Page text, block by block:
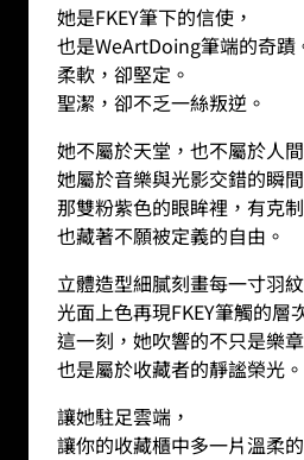
她是FKEY筆下的信使，
也是WeArtDoing筆端的奇蹟
柔軟，卻堅定。
聖潔，卻不乏一絲叛逆。
她不屬於天堂，也不屬於人間
她屬於音樂與光影交錯的瞬間
那雙粉紫色的眼眸裡，有克
也藏著不願被定義的自由。
立體造型細膩刻畫每一寸羽紋
光面上色再現FKEY筆觸的層
這一刻，她吹響的不只是樂章
也是屬於收藏者的靜謐榮光。
讓她駐足雲端，
讓你的收藏櫃中多一片溫柔